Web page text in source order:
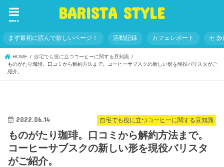
BARISTA STYLE
menu
まず最初に読んで欲しいページ！ 活動記録 カフェレポート セミ
HOME
自宅でも役に立つコーヒーに関する豆知識
ものがたり珈琲。口コミから解約方法まで。コーヒーサブスクの新しい形を現役バリスタがご
紹介。
自宅でも役に立つコーヒーに関する豆知識
2022.06.14
ものがたり珈琲。口コミから解約方法まで。
コーヒーサブスクの新しい形を現役バリスタ
がご紹介。